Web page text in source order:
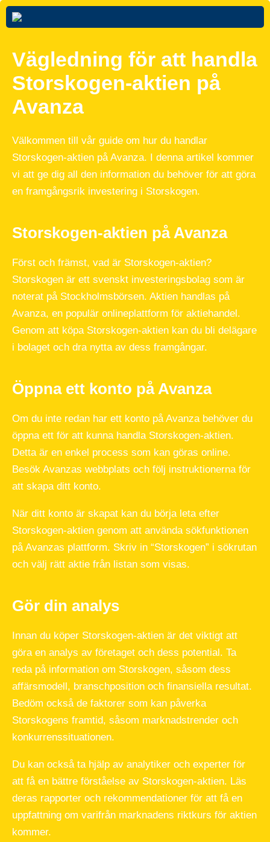
Vägledning för att handla
Storskogen-aktien på
Avanza
Välkommen till vår guide om hur du handlar
Storskogen-aktien på Avanza. I denna artikel kommer
vi att ge dig all den information du behöver för att göra
en framgångsrik investering i Storskogen.
Storskogen-aktien på Avanza
Först och främst, vad är Storskogen-aktien?
Storskogen är ett svenskt investeringsbolag som är
noterat på Stockholmsbörsen. Aktien handlas på
Avanza, en populär onlineplattform för aktiehandel.
Genom att köpa Storskogen-aktien kan du bli delägare
i bolaget och dra nytta av dess framgångar.
Öppna ett konto på Avanza
Om du inte redan har ett konto på Avanza behöver du
öppna ett för att kunna handla Storskogen-aktien.
Detta är en enkel process som kan göras online.
Besök Avanzas webbplats och följ instruktionerna för
att skapa ditt konto.
När ditt konto är skapat kan du börja leta efter
Storskogen-aktien genom att använda sökfunktionen
på Avanzas plattform. Skriv in “Storskogen” i sökrutan
och välj rätt aktie från listan som visas.
Gör din analys
Innan du köper Storskogen-aktien är det viktigt att
göra en analys av företaget och dess potential. Ta
reda på information om Storskogen, såsom dess
affärsmodell, branschposition och finansiella resultat.
Bedöm också de faktorer som kan påverka
Storskogens framtid, såsom marknadstrender och
konkurrenssituationen.
Du kan också ta hjälp av analytiker och experter för
att få en bättre förståelse av Storskogen-aktien. Läs
deras rapporter och rekommendationer för att få en
uppfattning om varifrån marknadens riktkurs för aktien
kommer.